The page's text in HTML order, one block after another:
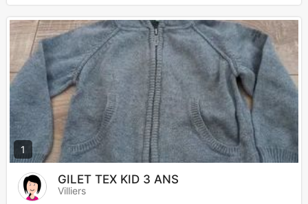
1
GILET TEX KID 3 ANS
Villiers